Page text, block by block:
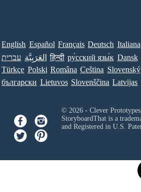
English Español Français Deutsch Italiana
עברית العَرَبِيَّة हिन्दी ру́сский язы́к Dansk
Türkçe Polski Româna Ceština Slovenský
български Lietuvos Slovenščina Latvijas
© 2026 - Clever
StoryboardThat is a
and Registered in U.S.